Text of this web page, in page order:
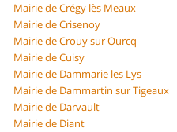
Mairie de Crégy lès Meaux
Mairie de Crisenoy
Mairie de Crouy sur Ourcq
Mairie de Cuisy
Mairie de Dammarie les Lys
Mairie de Dammartin sur Tigeaux
Mairie de Darvault
Mairie de Diant